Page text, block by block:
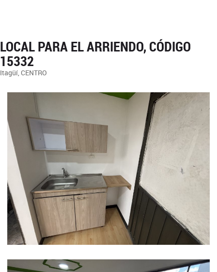
LOCAL PARA EL ARRIENDO, CÓDIGO
15332
Itagüí, CENTRO